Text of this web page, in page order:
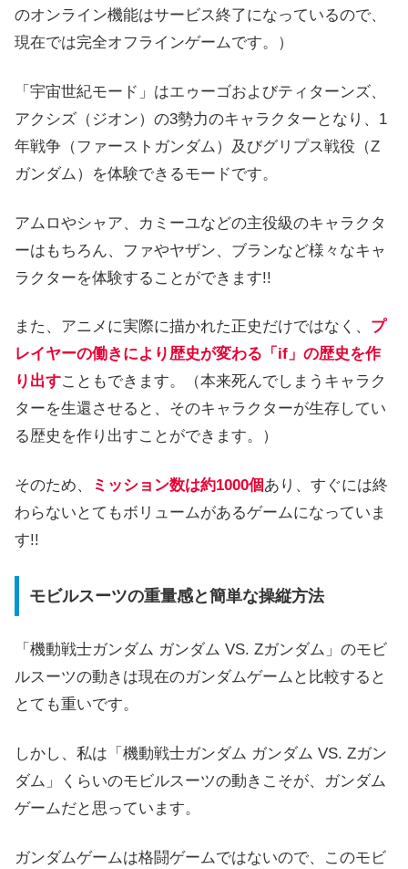
のオンライン機能はサービス終了になっているので、
現在では完全オフラインゲームです。）
「宇宙世紀モード」はエゥーゴおよびティターンズ、
アクシズ（ジオン）の3勢力のキャラクターとなり、1
年戦争（ファーストガンダム）及びグリプス戦役（Z
ガンダム）を体験できるモードです。
アムロやシャア、カミーユなどの主役級のキャラクタ
ーはもちろん、ファやヤザン、ブランなど様々なキャ
ラクターを体験することができます!!
また、アニメに実際に描かれた正史だけではなく、 プ
レイヤーの働きにより歴史が変わる「if」の歴史を作
り出すこともできます。（本来死んでしまうキャラク
ターを生還させると、そのキャラクターが生存してい
る歴史を作り出すことができます。）
そのため、 ミッション数は約1000個あり、すぐには終
わらないとてもボリュームがあるゲームになっていま
す!!
モビルスーツの重量感と簡単な操縦方法
「機動戦士ガンダム ガンダム VS. Zガンダム」のモビ
ルスーツの動きは現在のガンダムゲームと比較すると
とても重いです。
しかし、私は「機動戦士ガンダム ガンダム VS. Zガン
ダム」くらいのモビルスーツの動きこそが、ガンダム
ゲームだと思っています。
ガンダムゲームは格闘ゲームではないので、このモビ